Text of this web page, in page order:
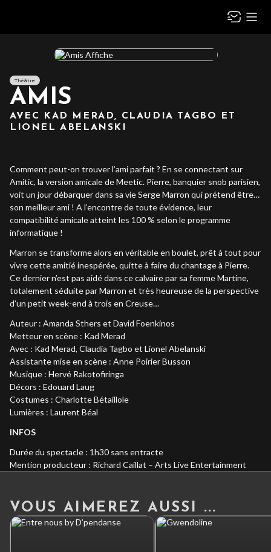
Théâtre
AMIS
AVEC KAD MERAD, CLAUDIA TAGBO ET
LIONEL ABELANSKI
Comment peut-on trouver l’ami parfait ? En se connectant sur
Amitic, la version amicale de Meetic. Pierre, banquier snob parisien,
voit un jour débarquer dans sa vie Serge Marron qui prétend être…
son meilleur ami ! A l’encontre de toute évidence, leur
compatibilité amicale atteint les 100 % selon le programme
informatique !
Marron se transforme alors en véritable en boulet, prêt à tout pour
vivre cette amitié inespérée, quitte à faire du chantage à Pierre.
Ce dernier n’est pas aidé dans ce calvaire par sa femme Martine,
totalement séduite par Marron et très heureuse de la perspective
d’un petit week-end à trois en Creuse…
Auteur : Amanda Sthers et David Foenkinos
Metteur en scène : Kad Merad
Avec : Kad Merad, Claudia Tagbo et Lionel Abelanski
Assistante mise en scène : Anne Poirier Busson
Musique : Hervé Rakotofiringa
Décors : Edouard Laug
Costumes : Charlotte Bétaillole
Lumières : Laurent Béal
INFOS
Durée du spectacle : 1h30 sans entracte
Mention producteur : Richard Caillat – Arts Live Entertainment
VOUS AIMEREZ AUSSI ...